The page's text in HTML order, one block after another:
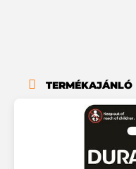
TERMÉKAJÁNLÓ